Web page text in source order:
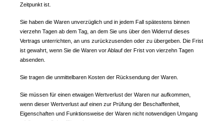
Zeitpunkt ist.
Sie haben die Waren unverzüglich und in jedem Fall spätestens binnen
vierzehn Tagen ab dem Tag, an dem Sie uns über den Widerruf dieses
Vertrags unterrichten, an uns zurückzusenden oder zu übergeben. Die Frist
ist gewahrt, wenn Sie die Waren vor Ablauf der Frist von vierzehn Tagen
absenden.
Sie tragen die unmittelbaren Kosten der Rücksendung der Waren.
Sie müssen für einen etwaigen Wertverlust der Waren nur aufkommen,
wenn dieser Wertverlust auf einen zur Prüfung der Beschaffenheit,
Eigenschaften und Funktionsweise der Waren nicht notwendigen Umgang